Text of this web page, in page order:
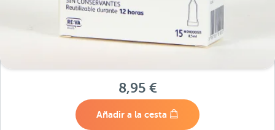
8,95 €
Añadir a la cesta